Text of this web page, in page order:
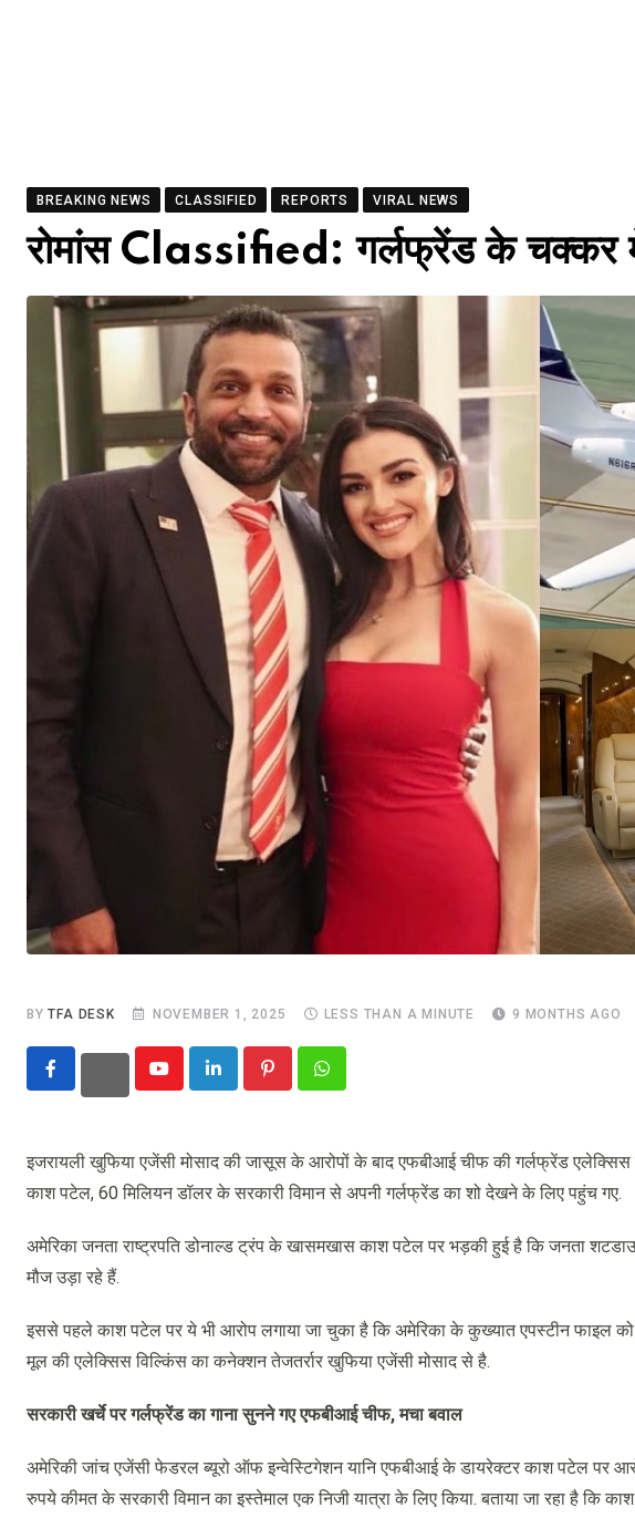
BREAKING NEWS CLASSIFIED REPORTS VIRAL NEWS
रोमांस Classified: गर्लफ्रेंड के
BYTFA DESK NOVEMBER 1, 2025 LESS THAN A MINUTE 9 MONTHS AGO
YoutubeLinkedIn PinterestWhatsapp
इजरायली खुफिया एजेंसी मोसाद की जासूस के आरोपों के बाद एफबीआई चीफ की गर्लफ्रेंड एलेक्सिस
काश पटेल, 60 मिलियन डॉलर के सरकारी विमान से अपनी गर्लफ्रेंड का शो देखने के लिए पहुंच गए.
अमेरिका जनता राष्ट्रपति डोनाल्ड ट्रंप के खासमखास काश पटेल पर भड़की हुई है कि जनता
मौज उड़ा रहे हैं.
इससे पहले काश पटेल पर ये भी आरोप लगाया जा चुका है कि अमेरिका के कुख्यात एपस्टीन फाइल को
मूल की एलेक्सिस विल्किंस का कनेक्शन तेजतर्रार खुफिया एजेंसी मोसाद से है.
सरकारी खर्चे पर गर्लफ्रेंड का गाना सुनने गए एफबीआई चीफ, मचा बवाल
अमेरिकी जांच एजेंसी फेडरल ब्यूरो ऑफ इन्वेस्टिगेशन यानि एफबीआई के डायरेक्टर काश पटेल पर
रुपये कीमत के सरकारी विमान का इस्तेमाल एक निजी यात्रा के लिए किया. बताया जा रहा है कि